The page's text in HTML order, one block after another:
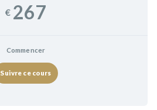
€ 267
Commencer
Suivre ce cours